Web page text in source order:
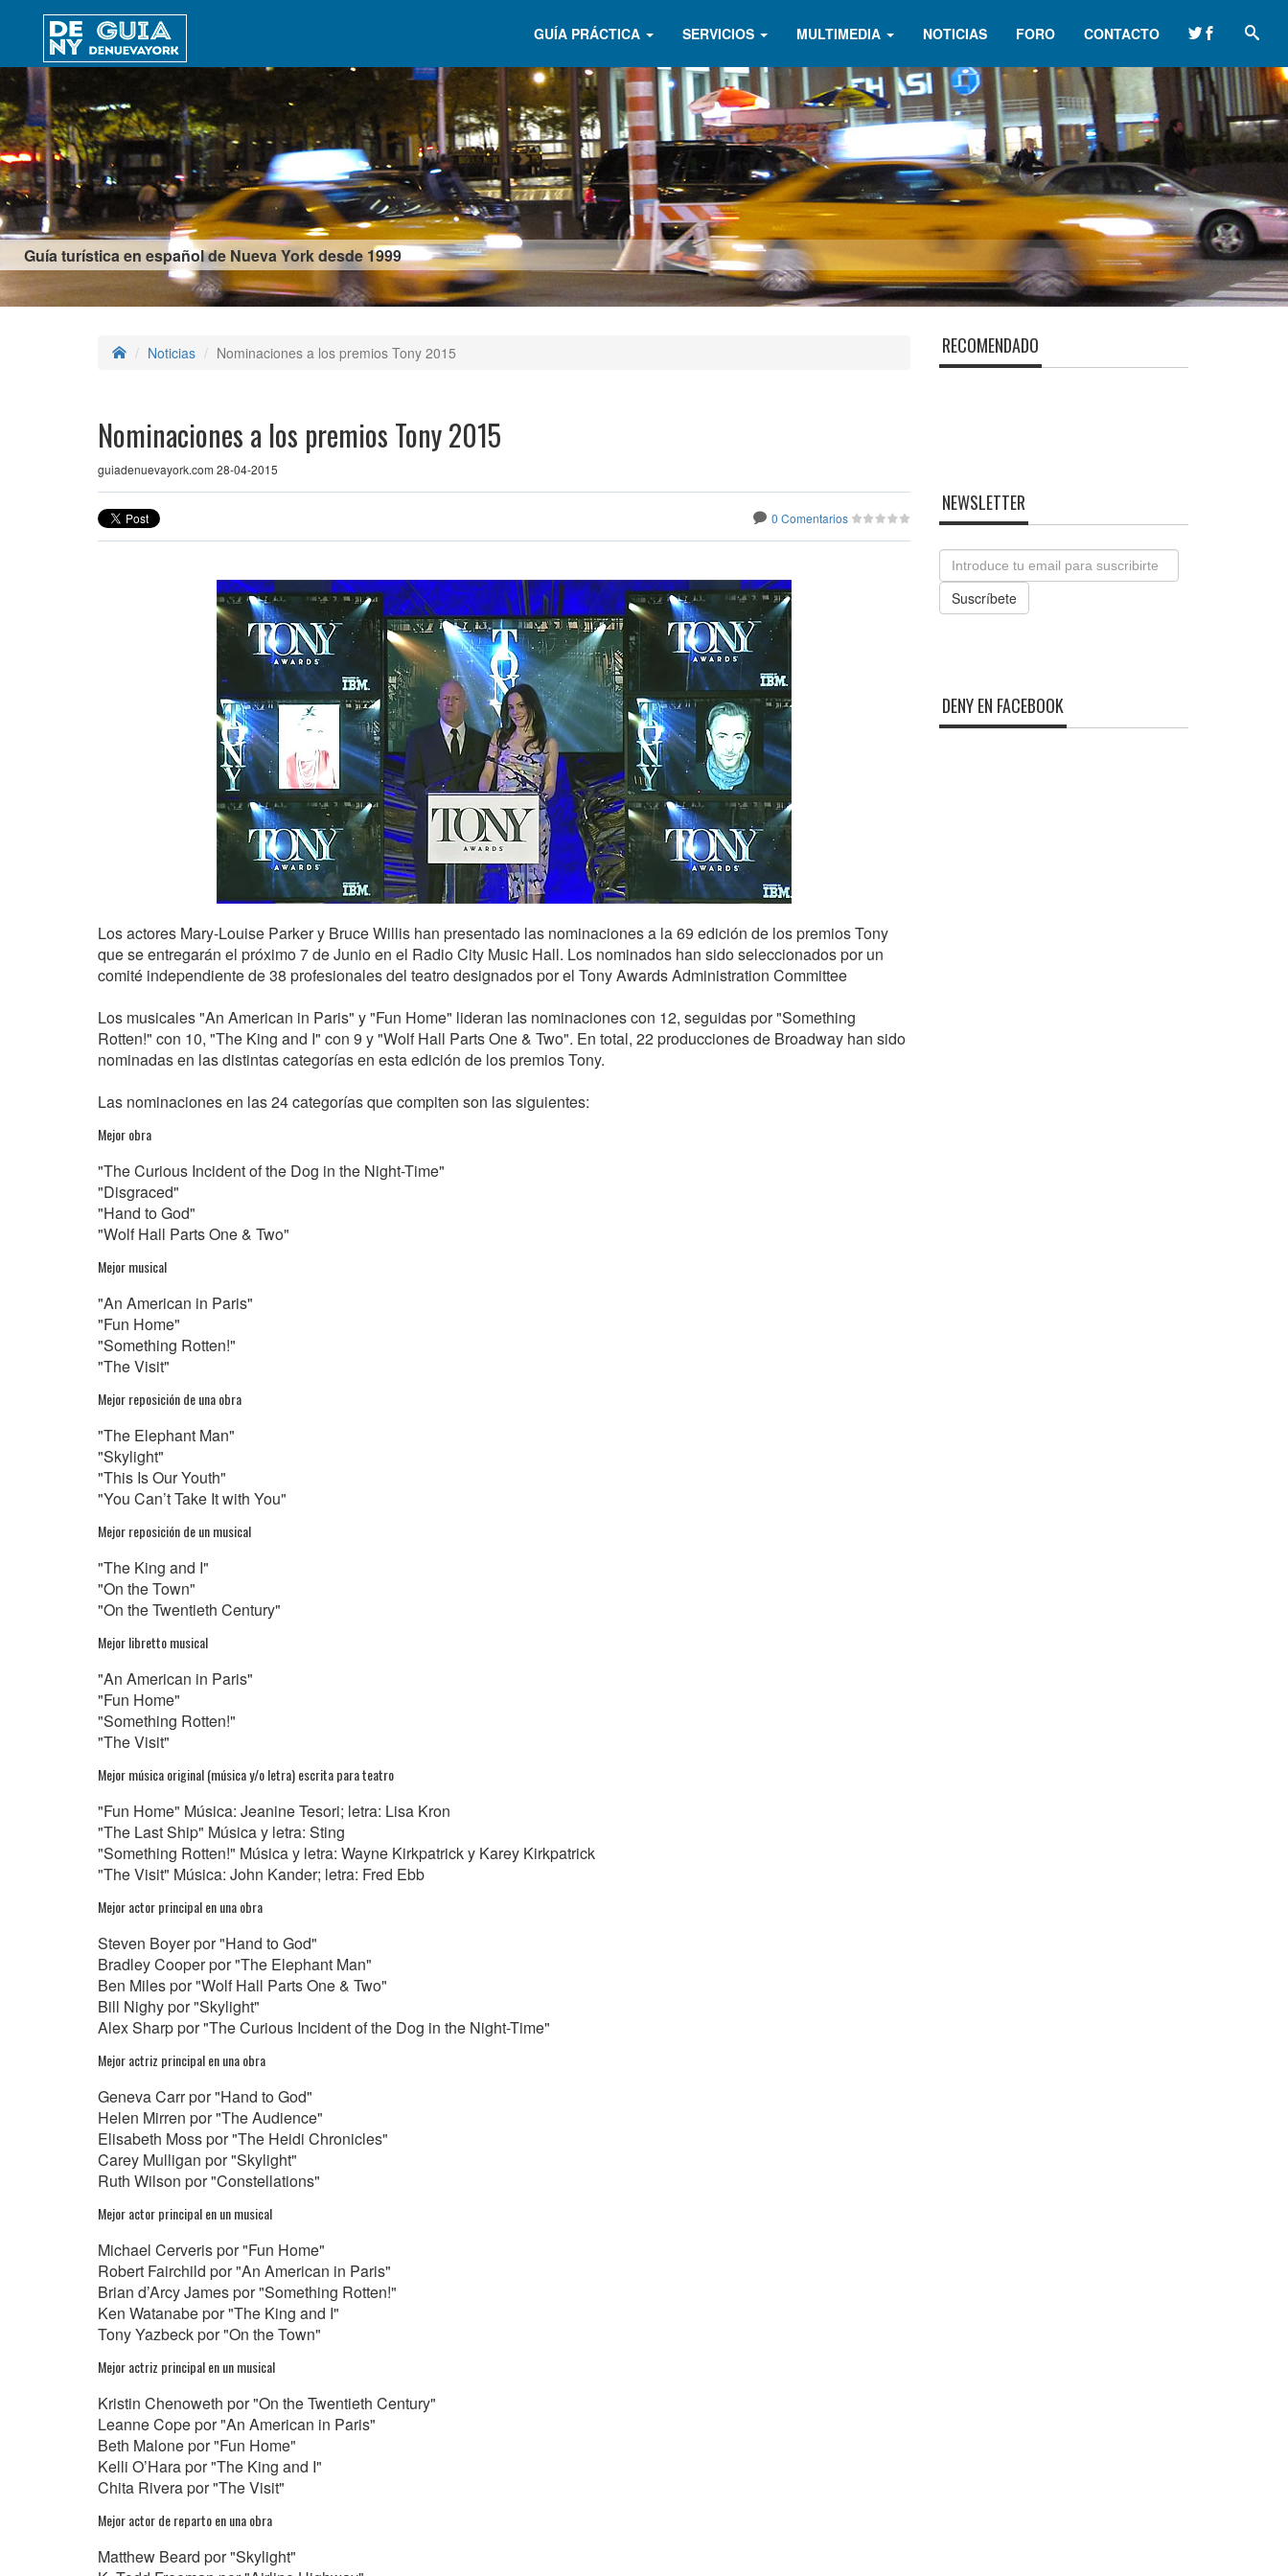
Guía turística en español de Nueva York desde 1999
GUÍA PRÁCTICA SERVICIOS MULTIMEDIA NOTICIAS FORO CONTACTO
Noticias Nominaciones a los premios Tony 2015
Nominaciones a los premios Tony 2015
guiadenuevayork.com 28-04-2015
0 Comentarios
Los actores Mary-Louise Parker y Bruce Willis han presentado las nominaciones a la 69 edición de los premios Tony
que se entregarán el próximo 7 de Junio en el Radio City Music Hall. Los nominados han sido seleccionados por un
comité independiente de 38 profesionales del teatro designados por el Tony Awards Administration Committee
Los musicales "An American in Paris" y "Fun Home" lideran las nominaciones con 12, seguidas por "Something
Rotten!" con 10, "The King and I" con 9 y "Wolf Hall Parts One & Two". En total, 22 producciones de Broadway han sido
nominadas en las distintas categorías en esta edición de los premios Tony.
Las nominaciones en las 24 categorías que compiten son las siguientes:
Mejor obra
"The Curious Incident of the Dog in the Night-Time"
"Disgraced"
"Hand to God"
"Wolf Hall Parts One & Two"
Mejor musical
"An American in Paris"
"Fun Home"
"Something Rotten!"
"The Visit"
Mejor reposición de una obra
"The Elephant Man"
"Skylight"
"This Is Our Youth"
"You Can’t Take It with You"
Mejor reposición de un musical
"The King and I"
"On the Town"
"On the Twentieth Century"
Mejor libretto musical
"An American in Paris"
"Fun Home"
"Something Rotten!"
"The Visit"
Mejor música original (música y/o letra) escrita para teatro
"Fun Home" Música: Jeanine Tesori; letra: Lisa Kron
"The Last Ship" Música y letra: Sting
"Something Rotten!" Música y letra: Wayne Kirkpatrick y Karey Kirkpatrick
"The Visit" Música: John Kander; letra: Fred Ebb
Mejor actor principal en una obra
Steven Boyer por "Hand to God"
Bradley Cooper por "The Elephant Man"
Ben Miles por "Wolf Hall Parts One & Two"
Bill Nighy por "Skylight"
Alex Sharp por "The Curious Incident of the Dog in the Night-Time"
Mejor actriz principal en una obra
Geneva Carr por "Hand to God"
Helen Mirren por "The Audience"
Elisabeth Moss por "The Heidi Chronicles"
Carey Mulligan por "Skylight"
Ruth Wilson por "Constellations"
Mejor actor principal en un musical
Michael Cerveris por "Fun Home"
Robert Fairchild por "An American in Paris"
Brian d’Arcy James por "Something Rotten!"
Ken Watanabe por "The King and I"
Tony Yazbeck por "On the Town"
Mejor actriz principal en un musical
Kristin Chenoweth por "On the Twentieth Century"
Leanne Cope por "An American in Paris"
Beth Malone por "Fun Home"
Kelli O’Hara por "The King and I"
Chita Rivera por "The Visit"
Mejor actor de reparto en una obra
Matthew Beard por "Skylight"
RECOMENDADO
NEWSLETTER
Email
Suscríbete
DENY EN FACEBOOK